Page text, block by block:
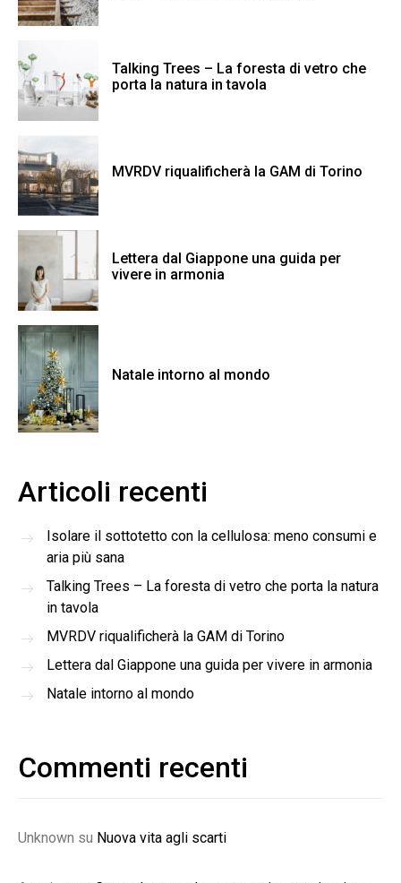
Talking Trees – La foresta di vetro che
porta la natura in tavola
MVRDV riqualificherà la GAM di Torino
Lettera dal Giappone una guida per
vivere in armonia
Natale intorno al mondo
Articoli recenti
Isolare il sottotetto con la cellulosa: meno consumi e
aria più sana
Talking Trees – La foresta di vetro che porta la natura
in tavola
MVRDV riqualificherà la GAM di Torino
Lettera dal Giappone una guida per vivere in armonia
Natale intorno al mondo
Commenti recenti
Unknown su Nuova vita agli scarti